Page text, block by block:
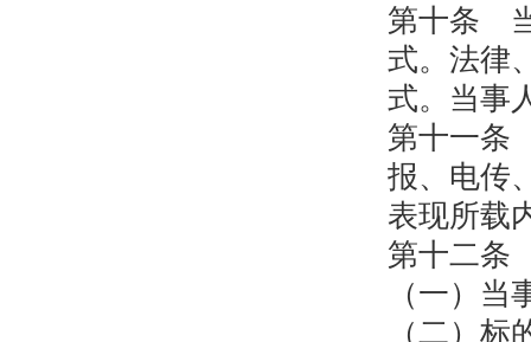
第十条
式。法律
式。当事
第十一条
报、电传
表现所载
第十二条
（一）
（二）标